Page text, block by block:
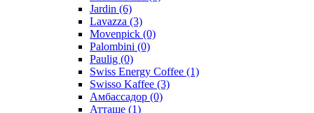
Jardin (6)
Lavazza (3)
Movenpick (0)
Palombini (0)
Paulig (0)
Swiss Energy Coffee (1)
Swisso Kaffee (3)
Амбассадор (0)
Атташе (1)